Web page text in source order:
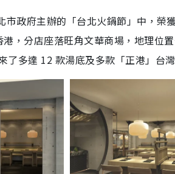
市政府主辦的「台北火鍋節」中，榮
，分店座落旺角文華商場，地理位
了多達 12 款湯底及多款「正港」台